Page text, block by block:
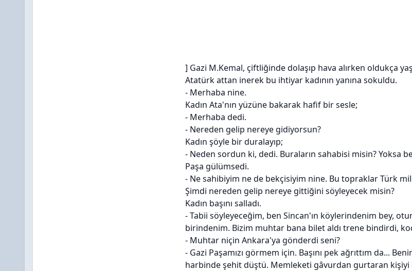
] Gazi M.Kemal, çiftliğinde dolaşıp hava alırken oldukça
Atatürk attan inerek bu ihtiyar kadının yanına sokuldu.
- Merhaba nine.
Kadın Ata'nın yüzüne bakarak hafif bir sesle;
- Merhaba dedi.
- Nereden gelip nereye gidiyorsun?
Kadın şöyle bir duralayıp;
- Neden sordun ki, dedi. Buraların sahabisi misin? Yoksa
Paşa gülümsedi.
- Ne sahibiyim ne de bekçisiyim nine. Bu topraklar Türk
Şimdi nereden gelip nereye gittiğini söyleyecek misin?
Kadın başını salladı.
- Tabii söyleyeceğim, ben Sincan'ın köylerindenim bey,
birindenim. Bizim muhtar bana bilet aldı trene bindirdi,
- Muhtar niçin Ankara'ya gönderdi seni?
- Gazi Paşamızı görmem için. Başını pek ağrıttım da...
harbinde şehit düştü. Memleketi gâvurdan gurtaran